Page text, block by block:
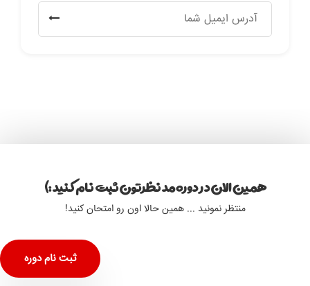
همین الان در دوره مد نظرتون ثبت نام کنید :)
منتظر نمونید ... همین حالا اون رو امتحان کنید!
ثبت نام دوره